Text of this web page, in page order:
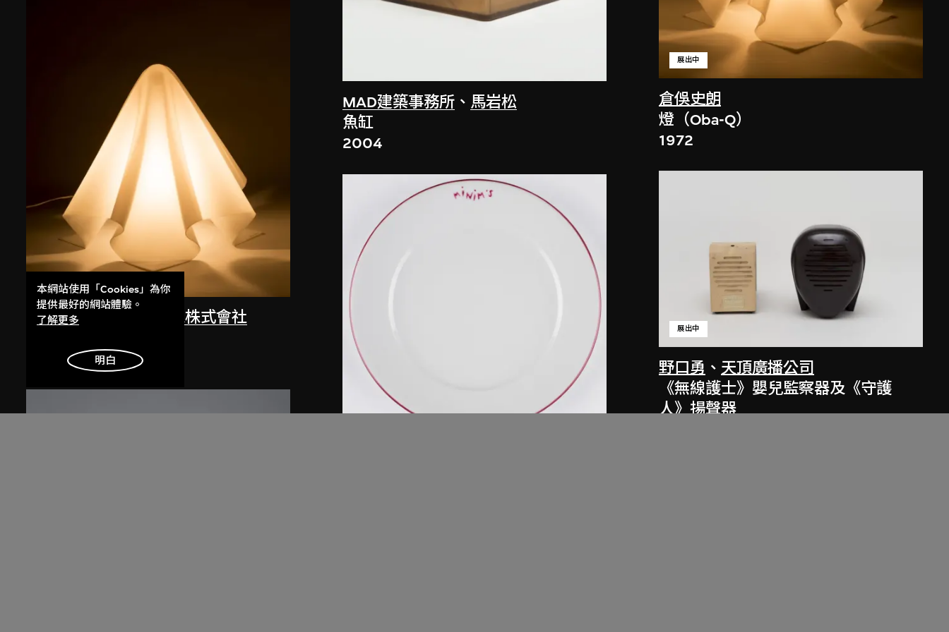
倉俁史朗
YAMAGIWA株式會社
MAD建築事務所 、 馬岩松
魚缸
2004
倉俁史朗
展出中
燈（Oba-Q）
1972
野口勇 、 天頂廣播公司
展出中
《無線護士》嬰兒監察器及《守護
人》揚聲器
本網站使用「Cookies」為你
提供最好的網站體驗。
了解更多
明白